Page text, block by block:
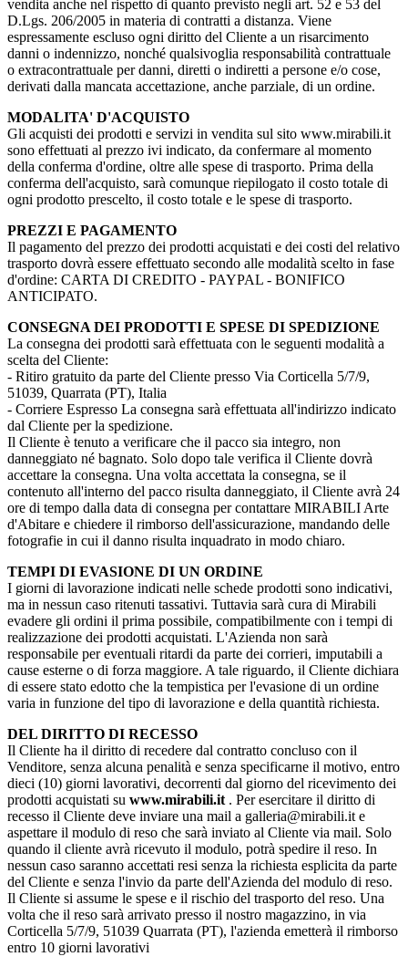
vendita anche nel rispetto di quanto previsto negli art. 52 e 53 del
D.Lgs. 206/2005 in materia di contratti a distanza. Viene
espressamente escluso ogni diritto del Cliente a un risarcimento
danni o indennizzo, nonché qualsivoglia responsabilità contrattuale
o extracontrattuale per danni, diretti o indiretti a persone e/o cose,
derivati dalla mancata accettazione, anche parziale, di un ordine.
MODALITA' D'ACQUISTO
Gli acquisti dei prodotti e servizi in vendita sul sito www.mirabili.it
sono effettuati al prezzo ivi indicato, da confermare al momento
della conferma d'ordine, oltre alle spese di trasporto. Prima della
conferma dell'acquisto, sarà comunque riepilogato il costo totale di
ogni prodotto prescelto, il costo totale e le spese di trasporto.
PREZZI E PAGAMENTO
Il pagamento del prezzo dei prodotti acquistati e dei costi del relativo
trasporto dovrà essere effettuato secondo alle modalità scelto in fase
d'ordine: CARTA DI CREDITO - PAYPAL - BONIFICO
ANTICIPATO.
CONSEGNA DEI PRODOTTI E SPESE DI SPEDIZIONE
La consegna dei prodotti sarà effettuata con le seguenti modalità a
scelta del Cliente:
- Ritiro gratuito da parte del Cliente presso Via Corticella 5/7/9,
51039, Quarrata (PT), Italia
- Corriere Espresso La consegna sarà effettuata all'indirizzo indicato
dal Cliente per la spedizione.
Il Cliente è tenuto a verificare che il pacco sia integro, non
danneggiato né bagnato. Solo dopo tale verifica il Cliente dovrà
accettare la consegna. Una volta accettata la consegna, se il
contenuto all'interno del pacco risulta danneggiato, il Cliente avrà 24
ore di tempo dalla data di consegna per contattare MIRABILI Arte
d'Abitare e chiedere il rimborso dell'assicurazione, mandando delle
fotografie in cui il danno risulta inquadrato in modo chiaro.
TEMPI DI EVASIONE DI UN ORDINE
I giorni di lavorazione indicati nelle schede prodotti sono indicativi,
ma in nessun caso ritenuti tassativi. Tuttavia sarà cura di Mirabili
evadere gli ordini il prima possibile, compatibilmente con i tempi di
realizzazione dei prodotti acquistati. L'Azienda non sarà
responsabile per eventuali ritardi da parte dei corrieri, imputabili a
cause esterne o di forza maggiore. A tale riguardo, il Cliente dichiara
di essere stato edotto che la tempistica per l'evasione di un ordine
varia in funzione del tipo di lavorazione e della quantità richiesta.
DEL DIRITTO DI RECESSO
Il Cliente ha il diritto di recedere dal contratto concluso con il
Venditore, senza alcuna penalità e senza specificarne il motivo, entro
dieci (10) giorni lavorativi, decorrenti dal giorno del ricevimento dei
prodotti acquistati su www.mirabili.it . Per esercitare il diritto di
recesso il Cliente deve inviare una mail a galleria@mirabili.it e
aspettare il modulo di reso che sarà inviato al Cliente via mail. Solo
quando il cliente avrà ricevuto il modulo, potrà spedire il reso. In
nessun caso saranno accettati resi senza la richiesta esplicita da parte
del Cliente e senza l'invio da parte dell'Azienda del modulo di reso.
Il Cliente si assume le spese e il rischio del trasporto del reso. Una
volta che il reso sarà arrivato presso il nostro magazzino, in via
Corticella 5/7/9, 51039 Quarrata (PT), l'azienda emetterà il rimborso
entro 10 giorni lavorativi